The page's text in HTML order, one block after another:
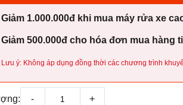
Giảm 1.000.000đ khi mua máy rửa xe
Giảm 500.000đ cho hóa đơn mua hàng
Lưu ý: Không áp dụng đồng thời các chương trình
- +